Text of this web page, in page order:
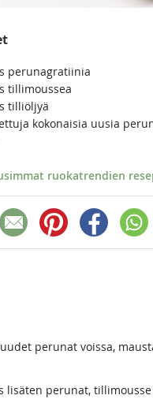
perunagratiinia
tillimoussea
tilliöljyä
kokonaisia uusia
ruokatrendien
perunat voissa,
lisäten perunat,